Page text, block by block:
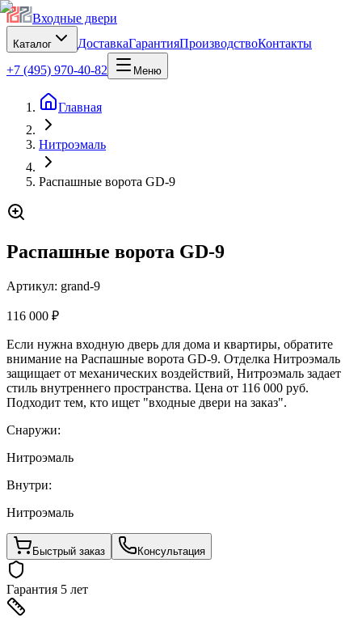
Входные двери
Каталог ДоставкаГарантияПроизводствоКонтакты
+7 (495) 970-40-82
Меню
Главная
Нитроэмаль
Распашные ворота GD-9
Распашные ворота GD-9
Артикул: grand-9
116 000 ₽
Если нужна входную дверь для дома и квартиры, обратите
внимание на Распашные ворота GD-9. Отделка Нитроэмаль
защищает от механических воздействий, Нитроэмаль задает
стиль внутреннего пространства. Цена от 116 000 руб.
Подходит тем, кто ищет "входные двери на заказ".
Снаружи:
Нитроэмаль
Внутри:
Нитроэмаль
Быстрый заказ Консультация
Гарантия 5 лет